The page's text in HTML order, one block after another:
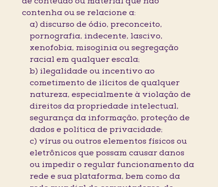
contenha ou se relacione a:
a) discurso de ódio, preconceito,
pornografia, indecente, lascivo,
xenofobia, misoginia ou segregação
racial em qualquer escala;
b) ilegalidade ou incentivo ao
cometimento de ilícitos de qualquer
natureza, especialmente à violação de
direitos da propriedade intelectual,
segurança da informação, proteção de
dados e política de privacidade;
c) vírus ou outros elementos físicos ou
eletrônicos que possam causar danos
ou impedir o regular funcionamento da
rede e sua plataforma, bem como da